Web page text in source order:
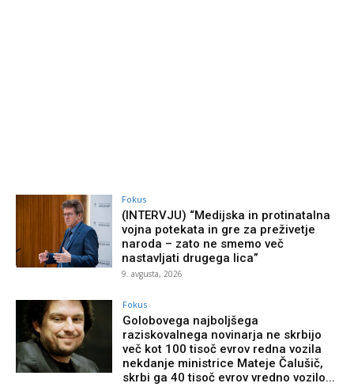
Fokus
(INTERVJU) “Medijska in protinatalna
vojna potekata in gre za preživetje
naroda – zato ne smemo več
nastavljati drugega lica”
9. avgusta, 2026
Fokus
Golobovega najboljšega
raziskovalnega novinarja ne skrbijo
več kot 100 tisoč evrov redna vozila
nekdanje ministrice Mateje Čalušič,
skrbi ga 40 tisoč evrov vredno vozilo...